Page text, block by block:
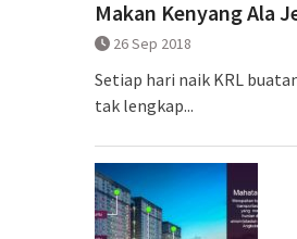
Makan Kenyang Ala
26 Sep 2018
Setiap hari naik KRL
tak lengkap...